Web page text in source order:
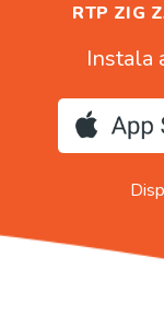
RTP ZIG
Instala